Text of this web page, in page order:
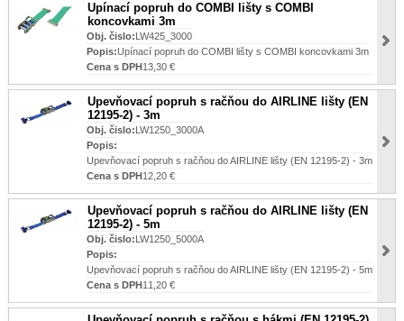
Upínací popruh do COMBI lišty s COMBI
koncovkami 3m
Obj. čislo:LW425_3000
Popis:Upínací popruh do COMBI lišty s COMBI koncovkami 3m
Cena s DPH13,30 €
Upevňovací popruh s račňou do AIRLINE lišty (EN
12195-2) - 3m
Obj. čislo:LW1250_3000A
Popis:
Upevňovací popruh s račňou do AIRLINE lišty (EN 12195-2) - 3m
Cena s DPH12,20 €
Upevňovací popruh s račňou do AIRLINE lišty (EN
12195-2) - 5m
Obj. čislo:LW1250_5000A
Popis:
Upevňovací popruh s račňou do AIRLINE lišty (EN 12195-2) - 5m
Cena s DPH11,20 €